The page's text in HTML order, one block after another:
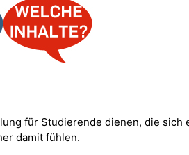
für Studierende dienen, die sich
damit fühlen.